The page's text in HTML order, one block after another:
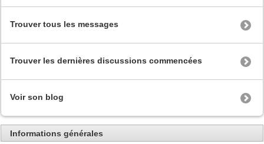
Trouver tous les messages
Trouver les dernières discussions commencées
Voir son blog
Informations générales